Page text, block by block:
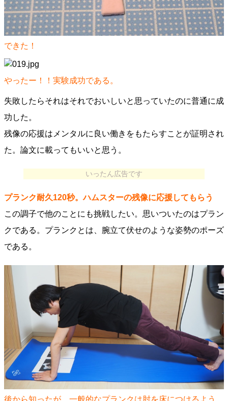
できた！
やったー！！実験成功である。
失敗したらそれはそれでおいしいと思っていたのに普通に成
功した。
残像の応援はメンタルに良い働きをもたらすことが証明され
た。論文に載ってもいいと思う。
いったん広告です
プランク耐久120秒。ハムスターの残像に応援してもらう
この調子で他のことにも挑戦したい。思いついたのはプラン
クである。プランクとは、腕立て伏せのような姿勢のポーズ
である。
後から知ったが、一般的なプランクは肘を床につけるよう